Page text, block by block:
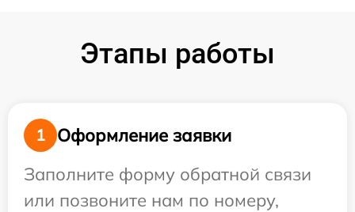
Этапы работы
1
Оформление заявки
Заполните форму обратной связи
или позвоните нам по номеру,